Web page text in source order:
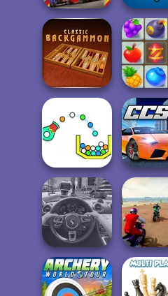
Street Pursuit 4
Backgammon
Crush
Cannon Strike City Car